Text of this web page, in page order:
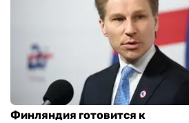
Финляндия готовится к